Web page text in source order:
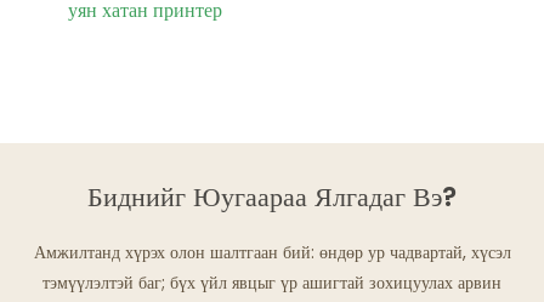
уян хатан принтер
Биднийг Юугаараа Ялгадаг Вэ?
Амжилтанд хүрэх олон шалтгаан бий: өндөр ур чадвартай, хүсэл
тэмүүлэлтэй баг; бүх үйл явцыг үр ашигтай зохицуулах арвин